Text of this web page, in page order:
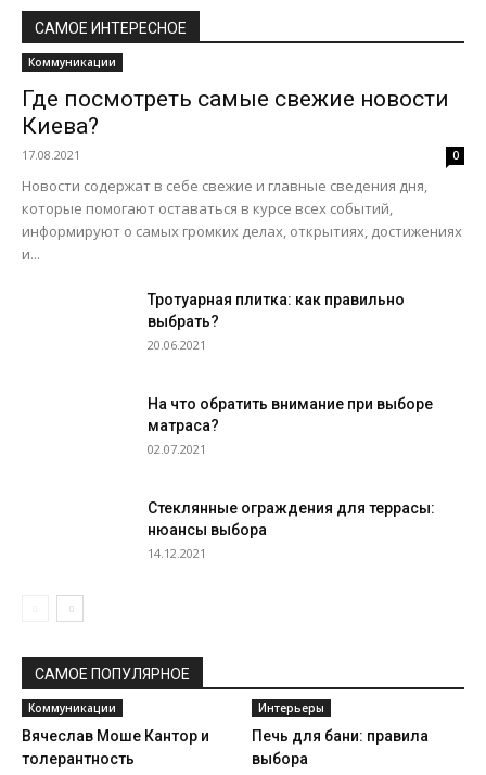
САМОЕ ИНТЕРЕСНОЕ
Коммуникации
Где посмотреть самые свежие новости
Киева?
17.08.2021 0
Новости содержат в себе свежие и главные сведения дня,
которые помогают оставаться в курсе всех событий,
информируют о самых громких делах, открытиях, достижениях
и...
Тротуарная плитка: как правильно
выбрать?
20.06.2021
На что обратить внимание при выборе
матраса?
02.07.2021
Стеклянные ограждения для террасы:
нюансы выбора
14.12.2021
САМОЕ ПОПУЛЯРНОЕ
Коммуникации
Вячеслав Моше Кантор и
толерантность
Интерьеры
Печь для бани: правила
выбора